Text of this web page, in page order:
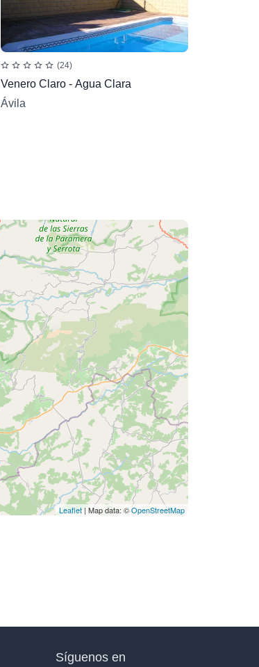
(24)
Venero Claro - Agua Clara
Ávila
Leaflet | Map data: ©OpenStreetMap
Síguenos en